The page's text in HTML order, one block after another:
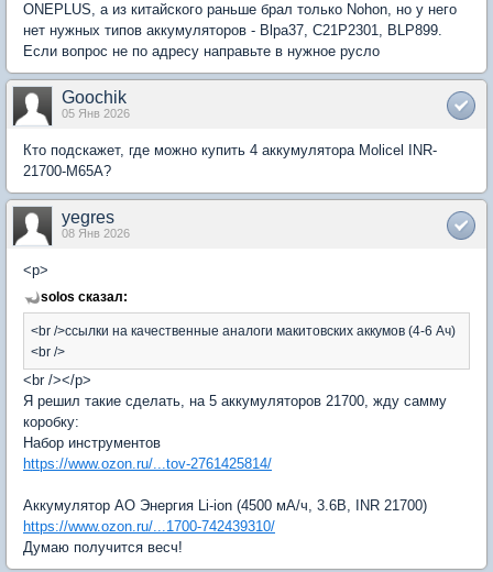
ONEPLUS, а из китайского раньше брал только Nohon, но у него
нет нужных типов аккумуляторов - Blpa37, C21P2301, BLP899.
Если вопрос не по адресу направьте в нужное русло
Goochik
05 Янв 2026
Кто подскажет, где можно купить 4 аккумулятора Molicel INR-
21700-M65A?
yegres
08 Янв 2026
<p>
solos сказал:
<br />ссылки на качественные аналоги макитовских аккумов (4-6 Ач)
<br />
<br /></p>
Я решил такие сделать, на 5 аккумуляторов 21700, жду самму
коробку:
Набор инструментов
https://www.ozon.ru/...tov-2761425814/
Аккумулятор АО Энергия Li-ion (4500 мА/ч, 3.6В, INR 21700)
https://www.ozon.ru/...1700-742439310/
Думаю получится весч!